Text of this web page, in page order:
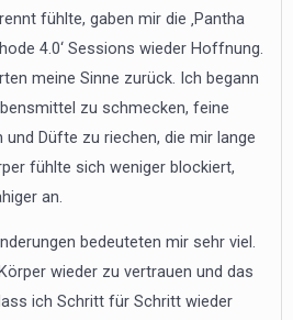
fühlte, gaben mir die ‚Pantha
4.0‘ Sessions wieder Hoffnung.
meine Sinne zurück. Ich begann
zu schmecken, feine
Düfte zu riechen, die mir lange
fühlte sich weniger blockiert,
an.
bedeuteten mir sehr viel.
wieder zu vertrauen und das
ich Schritt für Schritt wieder